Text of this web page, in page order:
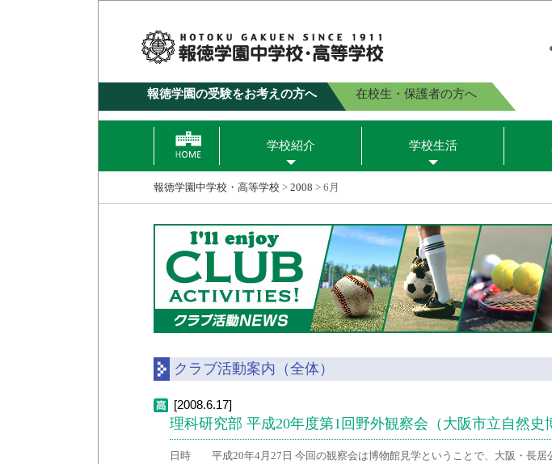
報徳学園の受験をお考えの方へ 在校生・保護者の方へ
学校紹介 学校生活
報徳学園中学校・高等学校 > 2008 > 6月
クラブ活動案内（全体）
[2008.6.17]
理科研究部 平成20年度第1回野外観察会（大阪市立自然史
日時 平成20年4月27日 今回の観察会は博物館見学ということで、大阪・長居